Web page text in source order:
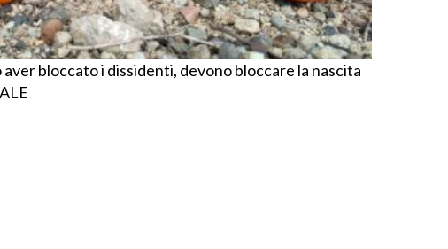
aver bloccato i dissidenti, devono bloccare la nascita